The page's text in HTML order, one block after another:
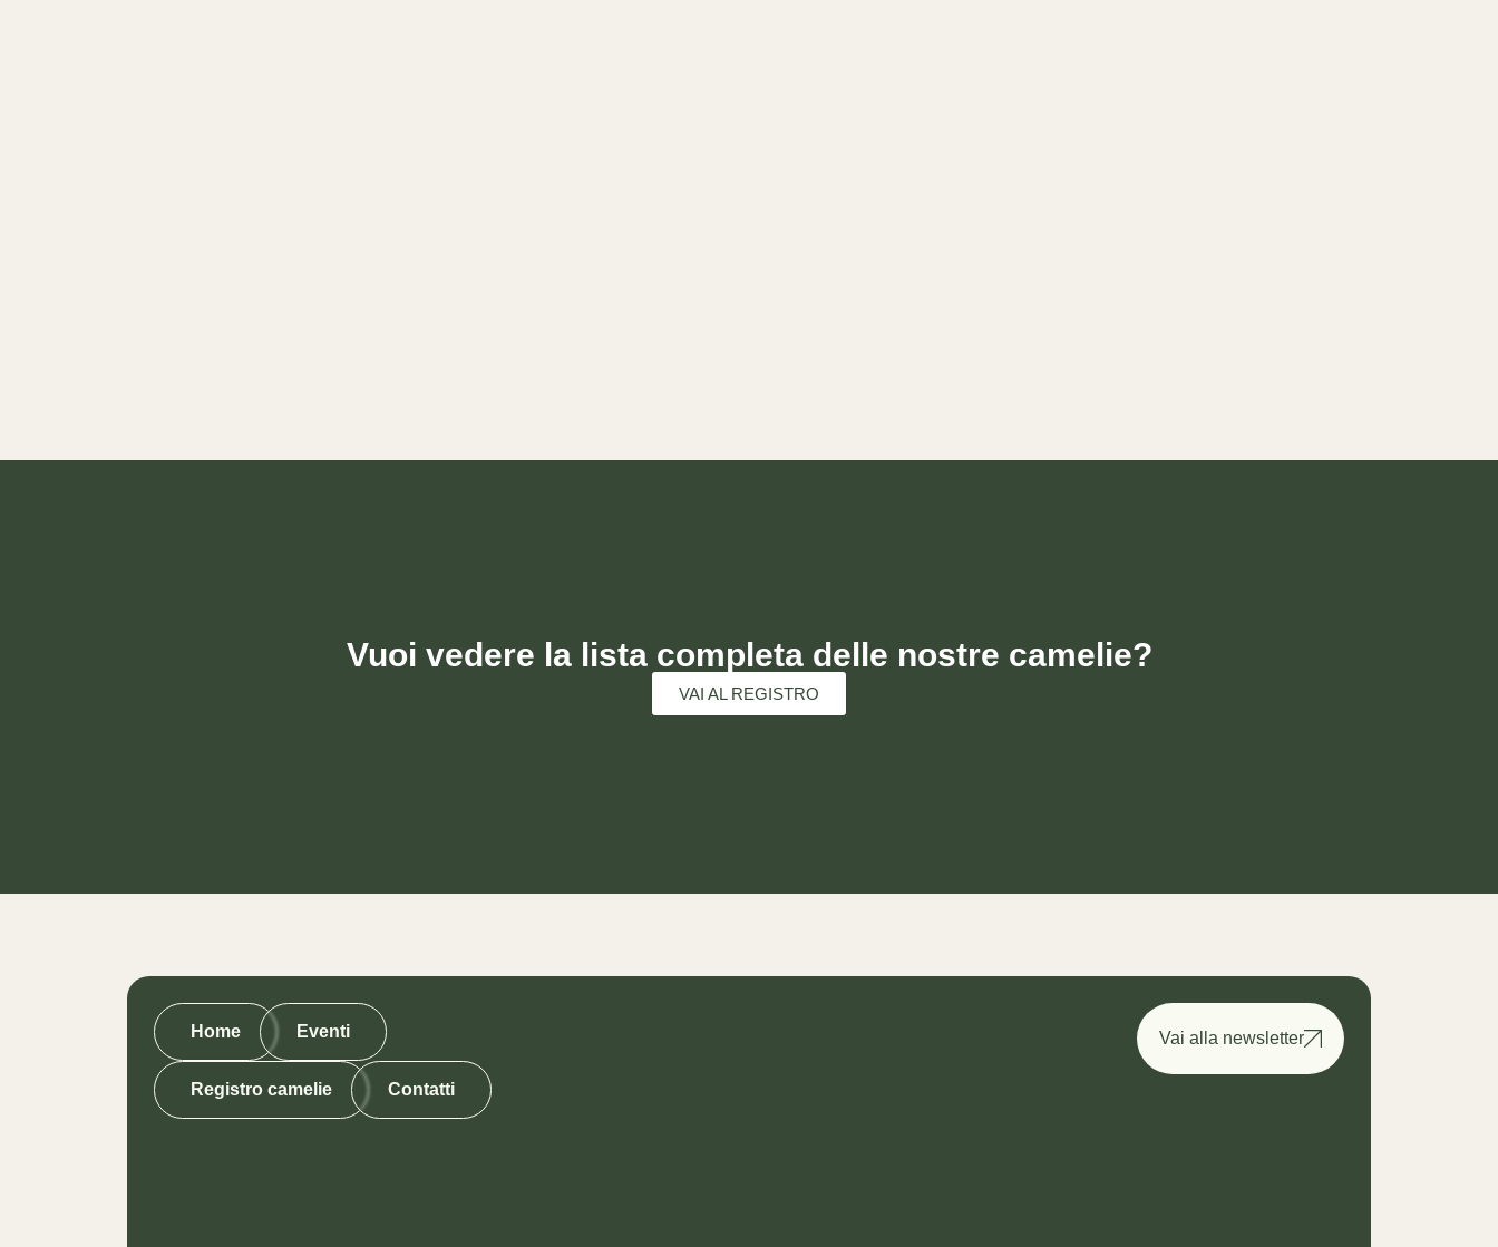
Vuoi vedere la lista completa delle nostre camelie?
VAI AL REGISTRO
Home Eventi
Registro camelie Contatti